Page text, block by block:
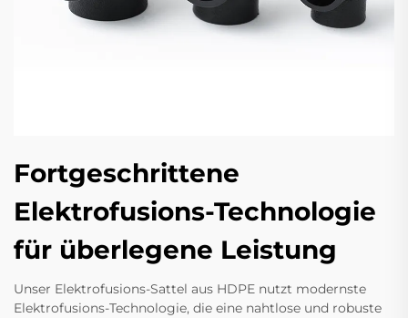
Fortgeschrittene
Elektrofusions-Technologie
für überlegene Leistung
Unser Elektrofusions-Sattel aus HDPE nutzt modernste
Elektrofusions-Technologie, die eine nahtlose und robuste